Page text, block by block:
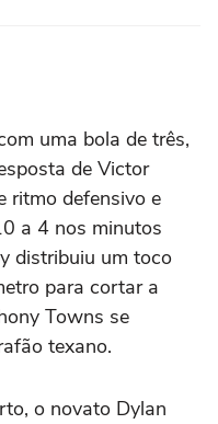
uma bola de três,
de Victor
ritmo defensivo e
a 4 nos minutos
distribuiu um toco
para cortar a
Towns se
texano.
o novato Dylan